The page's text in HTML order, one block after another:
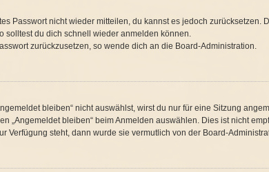
Passwort nicht wieder mitteilen, du kannst es jedoch zurücksetzen.
solltest du dich schnell wieder anmelden können.
zurückzusetzen, so wende dich an die Board-Administration.
bleiben“ nicht auswählst, wirst du nur für eine Sitzung
„Angemeldet bleiben“ beim Anmelden auswählen. Dies ist nicht
Verfügung steht, dann wurde sie vermutlich von der Board-